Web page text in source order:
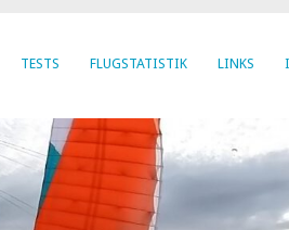
TESTS FLUGSTATISTIK LINKS